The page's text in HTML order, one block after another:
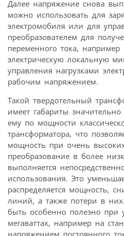
Далее напряжение снова
можно использовать для
электромобиля или для
преобразователем для
переменного тока,
электрическую локальную
управления нагрузками
рабочим напряжением.
Такой твердотельный
имеет габариты
ему по мощности
трансформатора, что
мощность при очень
преобразование в более
выполняется
использования. Это
распределяется мощность,
линий, а также потери в
быть особенно полезно при
мегаваттах, например на